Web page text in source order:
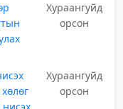
Хураангуйд
орсон
Хураангуйд
орсон